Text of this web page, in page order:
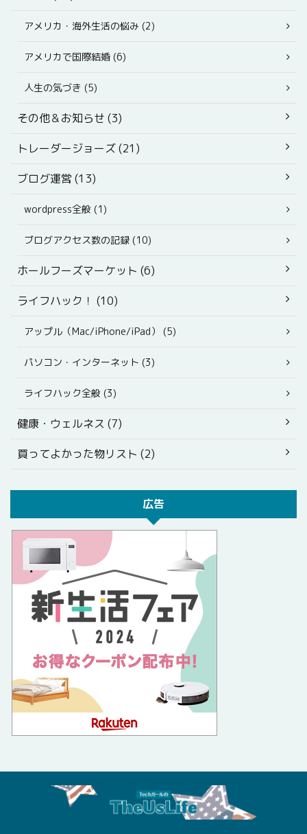
アメリカ・海外生活の悩み (2)
アメリカで国際結婚 (6)
人生の気づき (5)
その他＆お知らせ (3)
トレーダージョーズ (21)
ブログ運営 (13)
wordpress全般 (1)
ブログアクセス数の記録 (10)
ホールフーズマーケット (6)
ライフハック！ (10)
アップル（Mac/iPhone/iPad） (5)
パソコン・インターネット (3)
ライフハック全般 (3)
健康・ウェルネス (7)
買ってよかった物リスト (2)
広告